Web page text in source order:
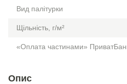
Вид палітурки
Щільність, г/м²
«Оплата частинами»
Опис